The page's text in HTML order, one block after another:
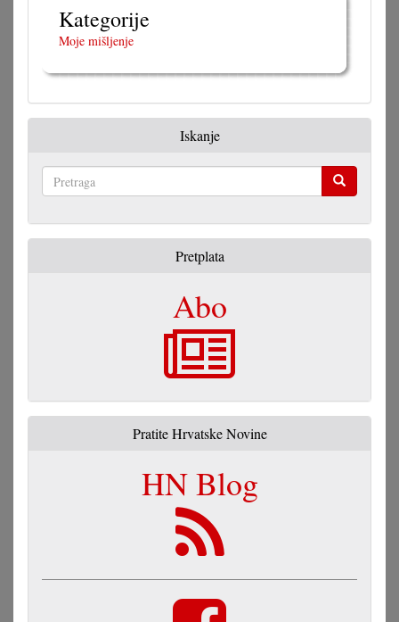
Kategorije
Moje mišljenje
Iskanje
Pretplata
Abo
Pratite Hrvatske Novine
HN Blog